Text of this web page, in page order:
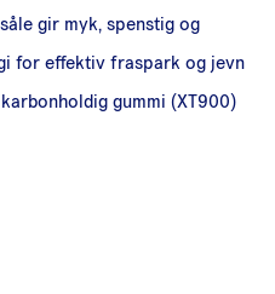
gir myk, spenstig og
for effektiv fraspark og jevn
gummi (XT900)